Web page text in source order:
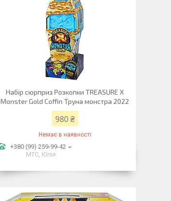
Набір сюрприз Розкопки TREASURE X
Monster Gold Coffin Труна монстра 2022
980 ₴
Немає в наявності
+380 (99) 259-99-42
МТС, Юлія